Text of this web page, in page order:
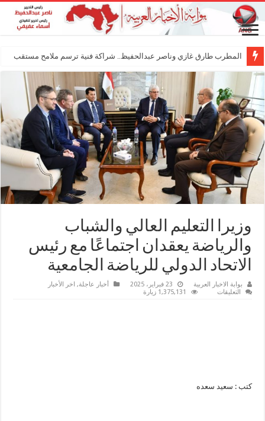
المطرب طارق غازي وناصر عبدالحفيظ.. شراكة فنية ترسم ملامح مستقبل الكليب
وزيرا التعليم العالي والشباب
والرياضة يعقدان اجتماعًا مع رئيس
الاتحاد الدولي للرياضة الجامعية
بوابة الاخبار العربية 23 فبراير، 2025 أخبار عاجلة, اخر الأخبار
التعليقات
للرياضة
الجامعية
1,375,131 زيارة
كتب : سعيد سعده